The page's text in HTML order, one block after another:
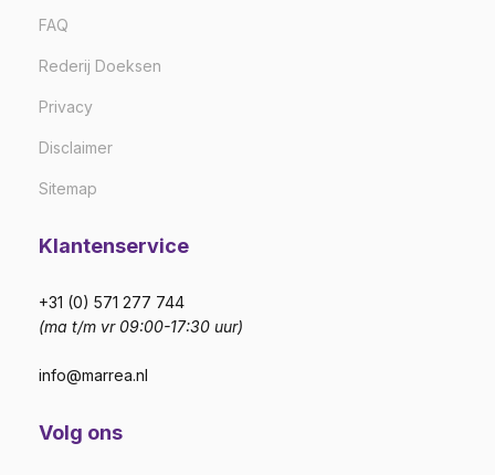
FAQ
Rederij Doeksen
Privacy
Disclaimer
Sitemap
Klantenservice
+31 (0) 571 277 744
(ma t/m vr 09:00-17:30 uur)
info@marrea.nl
Volg ons